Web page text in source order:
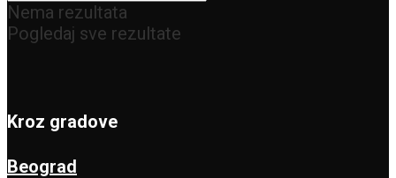
Nema rezultata
Pogledaj sve rezultate
Kroz gradove
Beograd